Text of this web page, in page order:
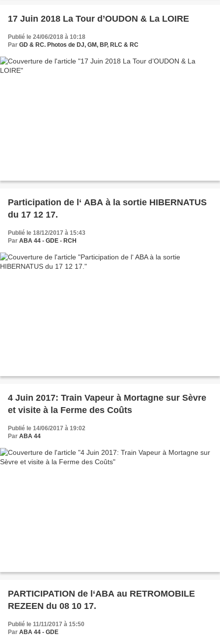
17 Juin 2018 La Tour d’OUDON & La LOIRE
Publié le 24/06/2018 à 10:18
Par GD & RC. Photos de DJ, GM, BP, RLC & RC
Participation de l‘ ABA à la sortie HIBERNATUS
du 17 12 17.
Publié le 18/12/2017 à 15:43
Par ABA 44 - GDE - RCH
4 Juin 2017: Train Vapeur à Mortagne sur Sèvre
et visite à la Ferme des Coûts
Publié le 14/06/2017 à 19:02
Par ABA 44
PARTICIPATION de l‘ABA au RETROMOBILE
REZEEN du 08 10 17.
Publié le 11/11/2017 à 15:50
Par ABA 44 - GDE